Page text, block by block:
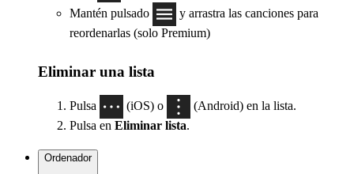
Mantén pulsado
y arrastra las canciones para
reordenarlas (solo Premium)
Eliminar una lista
Pulsa (iOS) o
(Android) en la lista.
Pulsa en Eliminar lista.
Ordenador